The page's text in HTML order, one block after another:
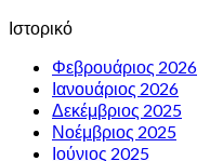
Ιστορικό
Φεβρουάριος 2026
Ιανουάριος 2026
Δεκέμβριος 2025
Νοέμβριος 2025
Ιούνιος 2025